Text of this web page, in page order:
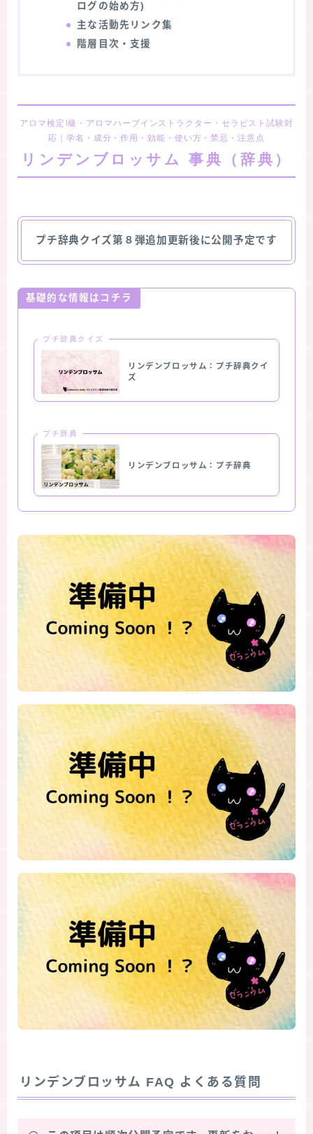
ログの始め方)
主な活動先リンク集
階層目次・支援
アロマ検定1級・アロマハーブインストラクター・セラピスト試験対
応｜学名・成分・作用・効能・使い方・禁忌・注意点
リンデンブロッサム 事典（辞典）
プチ辞典クイズ第８弾追加更新後に公開予定です
基礎的な情報はコチラ
プチ辞典クイズ
リンデンブロッサム：プチ辞典クイ
ズ
プチ辞典
リンデンブロッサム：プチ辞典
リンデンブロッサム FAQ よくある質問